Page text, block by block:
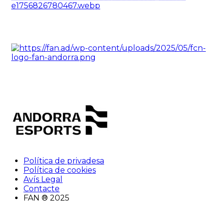
Política de privadesa
Política de cookies
Avís Legal
Contacte
FAN ® 2025